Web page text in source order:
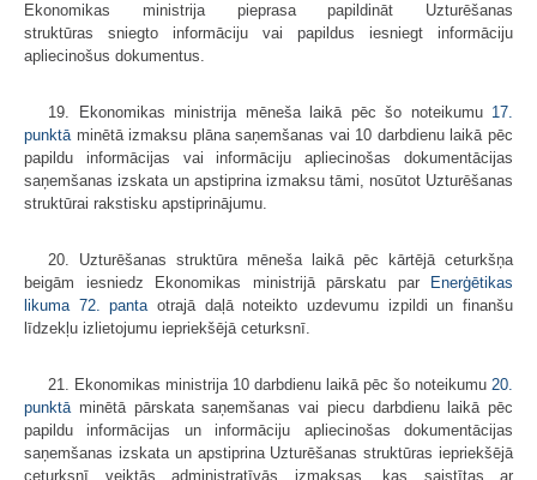
Ekonomikas ministrija pieprasa papildināt Uzturēšanas
struktūras sniegto informāciju vai papildus iesniegt informāciju
apliecinošus dokumentus.
19. Ekonomikas ministrija mēneša laikā pēc šo noteikumu 17.
punktāminētā izmaksu plāna saņemšanas vai 10 darbdienu laikā pēc
papildu informācijas vai informāciju apliecinošas dokumentācijas
saņemšanas izskata un apstiprina izmaksu tāmi, nosūtot Uzturēšanas
struktūrai rakstisku apstiprinājumu.
20. Uzturēšanas struktūra mēneša laikā pēc kārtējā ceturkšņa
beigām iesniedz Ekonomikas ministrijā pārskatu par
Enerģētikas
likuma 72. pantaotrajā daļā noteikto uzdevumu izpildi un finanšu
līdzekļu izlietojumu iepriekšējā ceturksnī.
21. Ekonomikas ministrija 10 darbdienu laikā pēc šo noteikumu 20.
punktāminētā pārskata saņemšanas vai piecu darbdienu laikā pēc
papildu informācijas un informāciju apliecinošas dokumentācijas
saņemšanas izskata un apstiprina Uzturēšanas struktūras iepriekšējā
ceturksnī veiktās administratīvās izmaksas, kas saistītas ar